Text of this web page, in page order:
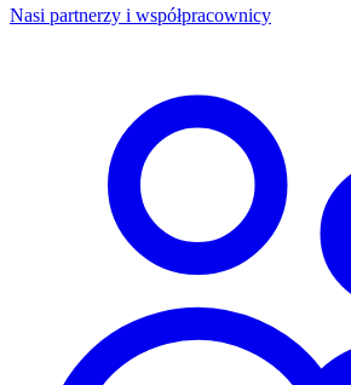
Nasi partnerzy i współpracownicy